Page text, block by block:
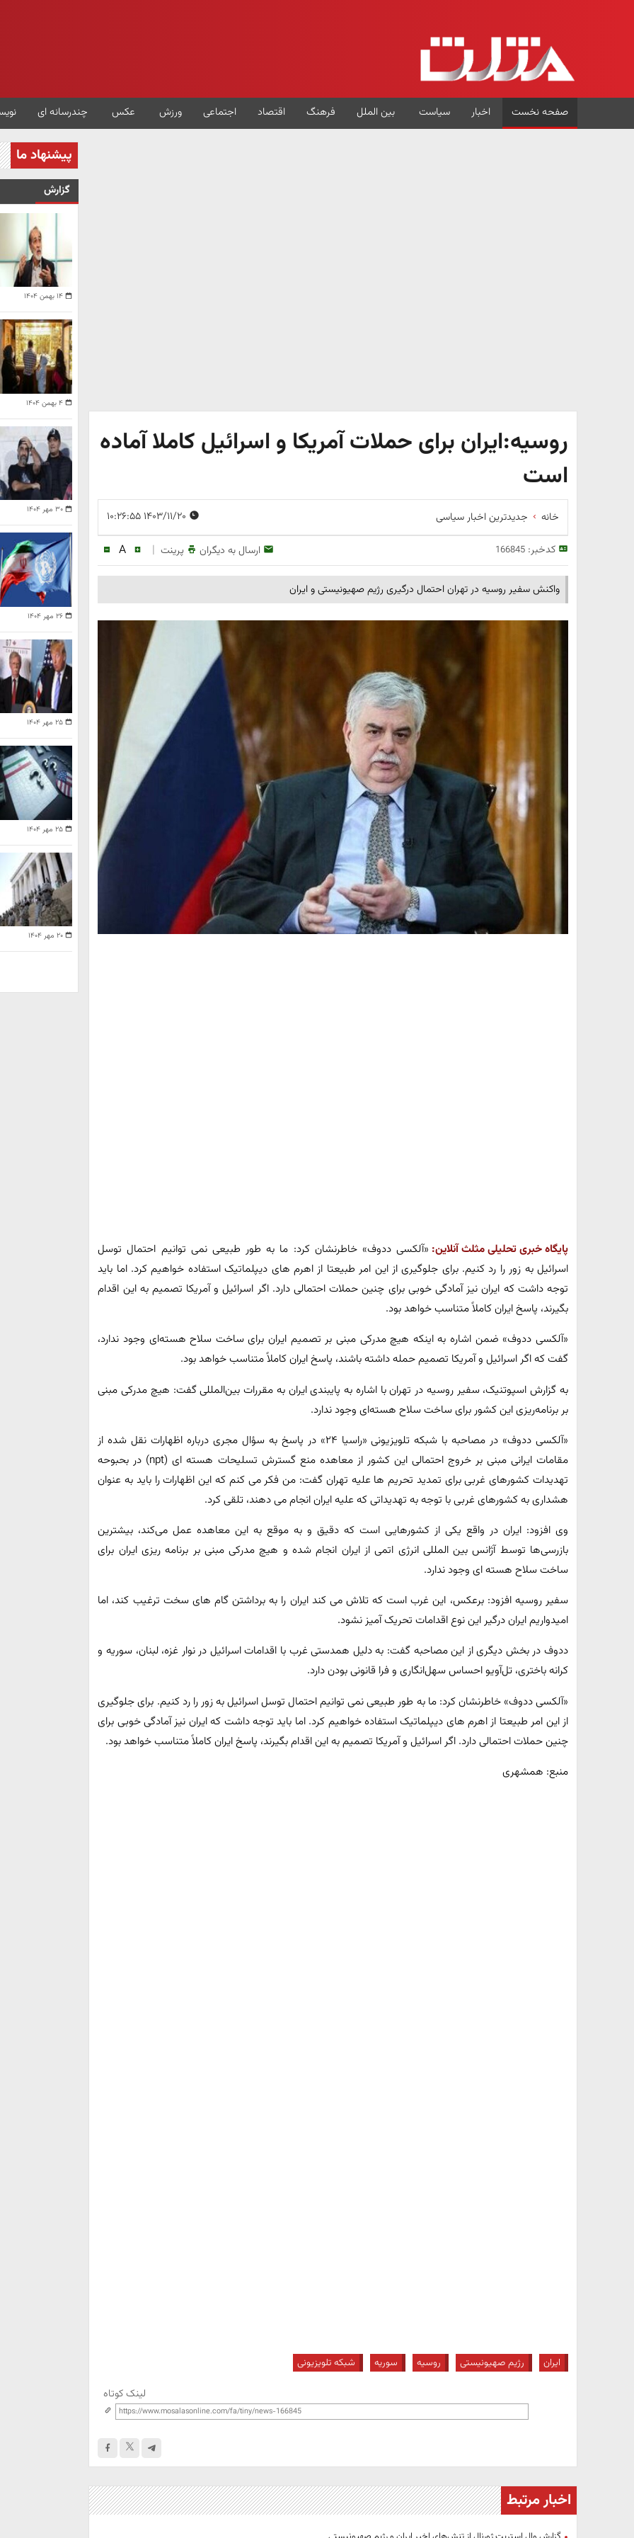
صفحه نخست اخبار سیاست بین الملل فرهنگ اقتصاد اجتماعی ورزش عکس چندرسانه ای
روسیه:ایران برای حملات آمریکا و اسرائیل کاملا آماده
است
خانه جدیدترین اخبار سیاسی
کدخبر:166845 ارسال به دیگران پرینت |
A
واکنش سفیر روسیه در تهران احتمال درگیری رژیم صهیونیستی و ایران
پایگاه خبری تحلیلی مثلث آنلاین: «آلکسی ددوف» خاطرنشان کرد: ما به طور طبیعی نمی توانیم احتمال توسل
اسرائیل به زور را رد کنیم. برای جلوگیری از این امر طبیعتا از اهرم های دیپلماتیک استفاده خواهیم کرد. اما باید
توجه داشت که ایران نیز آمادگی خوبی برای چنین حملات احتمالی دارد. اگر اسرائیل و آمریکا تصمیم به این اقدام
بگیرند، پاسخ ایران کاملاً متناسب خواهد بود.
«آلکسی ددوف» ضمن اشاره به اینکه هیچ مدرکی مبنی بر تصمیم ایران برای ساخت سلاح هسته‌ای وجود ندارد،
گفت که اگر اسرائیل و آمریکا تصمیم حمله داشته باشند، پاسخ ایران کاملاً متناسب خواهد بود.
به گزارش اسپوتنیک، سفیر روسیه در تهران با اشاره به پایبندی ایران به مقررات بین‌المللی گفت:‌ هیچ مدرکی مبنی
بر برنامه‌ریزی این کشور برای ساخت سلاح هسته‌ای وجود ندارد.
«آلکسی ددوف» در مصاحبه با شبکه تلویزیونی «راسیا ۲۴» در پاسخ به سؤال مجری درباره اظهارات نقل شده از
مقامات ایرانی مبنی بر خروج احتمالی این کشور از معاهده منع گسترش تسلیحات هسته ای (npt) در بحبوحه
تهدیدات کشورهای غربی برای تمدید تحریم ها علیه تهران گفت: من فکر می کنم که این اظهارات را باید به عنوان
هشداری به کشورهای غربی با توجه به تهدیداتی که علیه ایران انجام می دهند، تلقی کرد.
وی افزود: ایران در واقع یکی از کشورهایی است که دقیق و به موقع به این معاهده عمل می‌کند، بیشترین
بازرسی‌ها توسط آژانس بین المللی انرژی اتمی از ایران انجام شده و هیچ مدرکی مبنی بر برنامه ریزی ایران برای
ساخت سلاح هسته ای وجود ندارد.
سفیر روسیه افزود: برعکس، این غرب است که تلاش می کند ایران را به برداشتن گام های سخت ترغیب کند، اما
امیدواریم ایران درگیر این نوع اقدامات تحریک آمیز نشود.
ددوف در بخش دیگری از این مصاحبه گفت: به دلیل همدستی غرب با اقدامات اسرائیل در نوار غزه، لبنان، سوریه و
کرانه باختری، تل‌آویو احساس سهل‌انگاری و فرا قانونی بودن دارد.
«آلکسی ددوف» خاطرنشان کرد: ما به طور طبیعی نمی توانیم احتمال توسل اسرائیل به زور را رد کنیم. برای جلوگیری
از این امر طبیعتا از اهرم های دیپلماتیک استفاده خواهیم کرد. اما باید توجه داشت که ایران نیز آمادگی خوبی برای
چنین حملات احتمالی دارد. اگر اسرائیل و آمریکا تصمیم به این اقدام بگیرند، پاسخ ایران کاملاً متناسب خواهد بود.
منبع: همشهری
ایران رژیم صهیونیستی روسیه سوریه شبکه تلویزیونی
لینک کوتاه
اخبار مرتبط
پیشنهاد ما
گزارش
۱۴ بهمن ۱۴۰۴
۴ بهمن ۱۴۰۴
۳۰ مهر ۱۴۰۴
۲۶ مهر ۱۴۰۴
۲۵ مهر ۱۴۰۴
۲۵ مهر ۱۴۰۴
۲۰ مهر ۱۴۰۴